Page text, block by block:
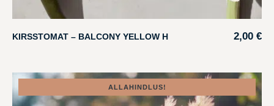
KIRSSTOMAT – BALCONY YELLOW H 2,00 €
ALLAHINDLUS!